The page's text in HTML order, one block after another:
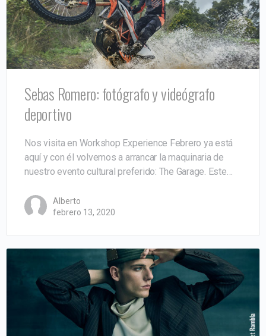
Sebas Romero: fotógrafo y videógrafo
deportivo
Nos visita en Workshop Experience Febrero ya está
aquí y con él volvemos a arrancar la maquinaria de
nuestro evento cultural preferido: The Garage. Este…
Alberto
febrero 13, 2020